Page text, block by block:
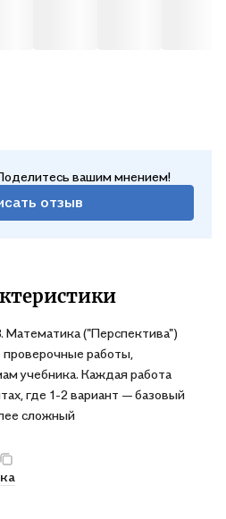
вашим мнением!
отзыв
("Перспектива")
работы,
учебника. Каждая работа
где 1-2 вариант — базовый
сложный